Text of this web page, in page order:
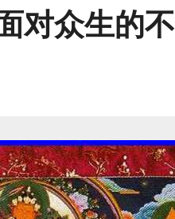
对众生的